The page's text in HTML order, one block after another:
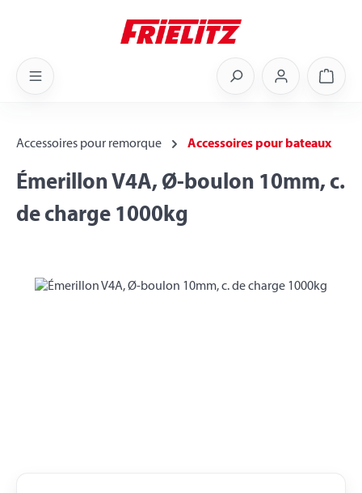
Accessoires pour remorque Accessoires pour bateaux
Émerillon V4A, Ø-boulon 10mm, c.
de charge 1000kg
Skip image gallery